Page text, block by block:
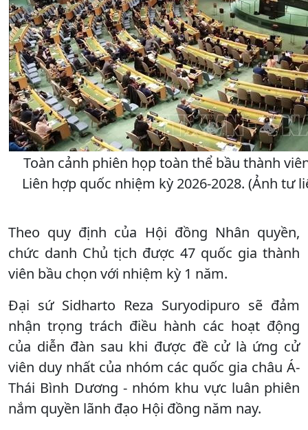
Toàn cảnh phiên họp toàn thể bầu thành
Liên hợp quốc nhiệm kỳ 2026-2028. (Ảnh tư
Theo quy định của Hội đồng Nhân quyền,
chức danh Chủ tịch được 47 quốc gia thành
viên bầu chọn với nhiệm kỳ 1 năm.
Đại sứ Sidharto Reza Suryodipuro sẽ đảm
nhận trọng trách điều hành các hoạt động
của diễn đàn sau khi được đề cử là ứng cử
viên duy nhất của nhóm các quốc gia châu Á-
Thái Bình Dương - nhóm khu vực luân phiên
nắm quyền lãnh đạo Hội đồng năm nay.